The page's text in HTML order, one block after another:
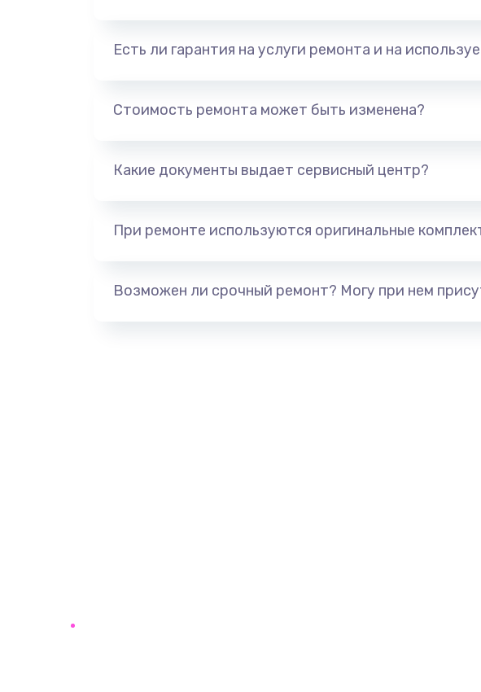
Есть ли гарантия на услуги ремонта и на
Стоимость ремонта может быть изменена?
Какие документы выдает сервисный центр?
При ремонте используются оригинальные
Возможен ли срочный ремонт? Могу при нем